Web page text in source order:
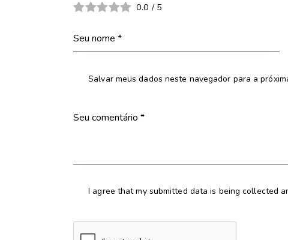
0.0 / 5
Salvar meus dados neste navegador para a
I agree that my submitted data is being collected